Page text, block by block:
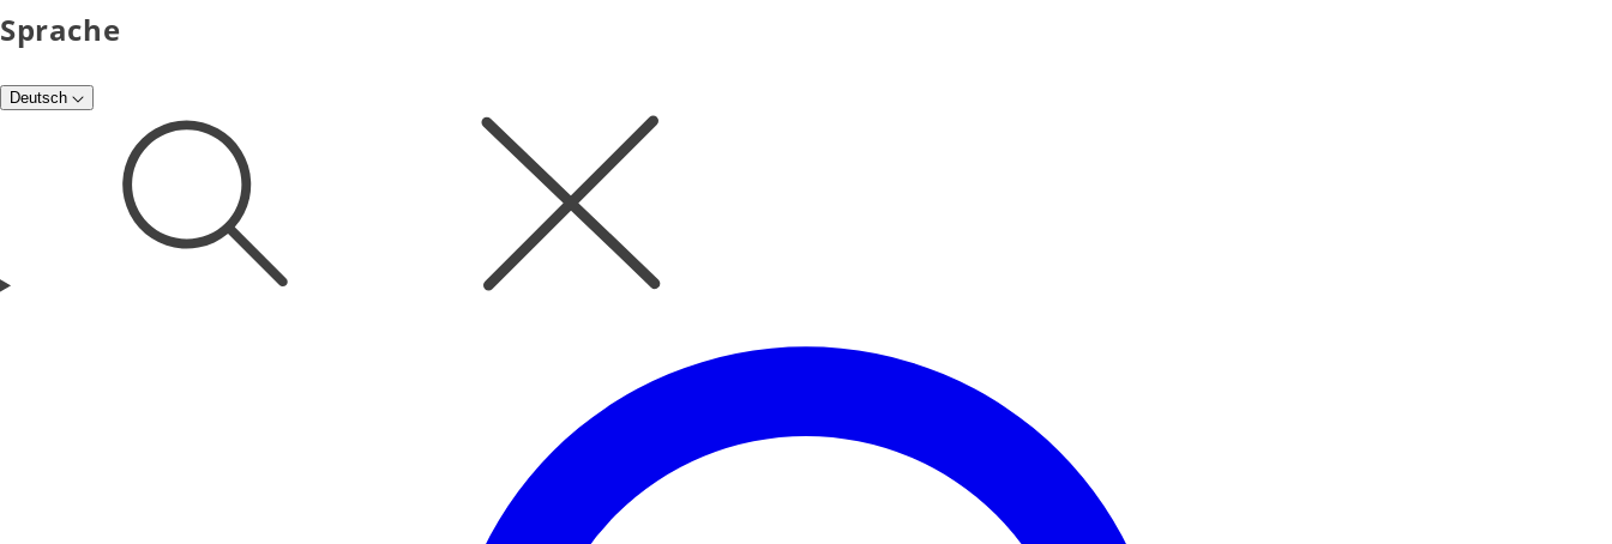
Sprache
Deutsch